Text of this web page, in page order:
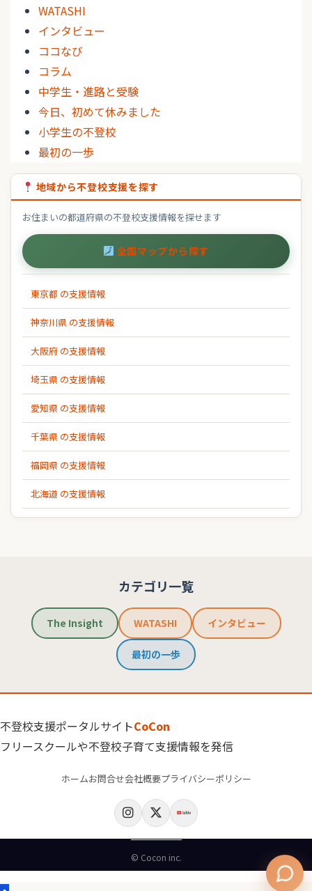
WATASHI
インタビュー
ココなび
コラム
中学生・進路と受験
今日、初めて休みました
小学生の不登校
最初の一歩
地域から不登校支援を探す
お住まいの都道府県の不登校支援情報を探せます
全国マップから探す
東京都 の支援情報
神奈川県 の支援情報
大阪府 の支援情報
埼玉県 の支援情報
愛知県 の支援情報
千葉県 の支援情報
福岡県 の支援情報
北海道 の支援情報
カテゴリ一覧
The Insight WATASHI インタビュー
最初の一歩
不登校支援ポータルサイトCoCon
フリースクールや不登校子育て支援情報を発信
ホームお問合せ会社概要プライバシーポリシー
© Cocon inc.